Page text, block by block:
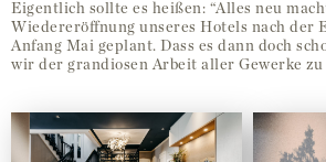
Eigentlich sollte es heißen: “Alles neu
Wiedereröffnung unseres Hotels nach der
Anfang Mai geplant. Dass es dann doch
wir der grandiosen Arbeit aller Gewerke zu